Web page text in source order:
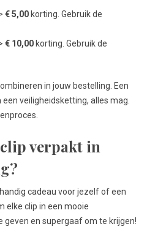
€ 5,00 korting. Gebruik de
€ 10,00 korting. Gebruik de
in jouw bestelling. Een
een veiligheidsketting, alles mag.
verpakt in
cadeau voor jezelf of een
elke clip in een mooie
geven en supergaaf om te krijgen!